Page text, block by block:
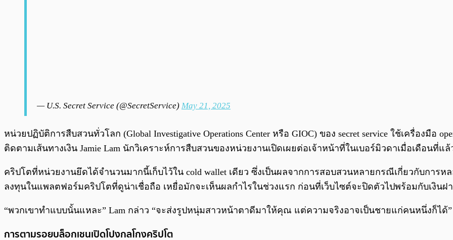
— U.S. Secret Service (@SecretService) May 21, 2025
หน่วยปฏิบัติการสืบสวนทั่วโลก (Global Investigative Operations Center หรือ GIOC) ของ secret service ใช้เครื่องมือ
ติดตามเส้นทางเงิน Jamie Lam นักวิเคราะห์การสืบสวนของหน่วยงานเปิดเผยต่อเจ้าหน้าที่ในเบอร์มิวดาเมื่อเดือนที่แล้
คริปโตที่หน่วยงานยึดได้จำนวนมากนี้เก็บไว้ใน cold wallet เดียว ซึ่งเป็นผลจากการสอบสวนหลายกรณีเกี่ยวกับการ
ลงทุนในแพลตฟอร์มคริปโตที่ดูน่าเชื่อถือ เหยื่อมักจะเห็นผลกำไรในช่วงแรก ก่อนที่เว็บไซต์จะปิดตัวไปพร้อมกับเงินฝ
“พวกเขาทำแบบนั้นแหละ” Lam กล่าว “จะส่งรูปหนุ่มสาวหน้าตาดีมาให้คุณ แต่ความจริงอาจเป็นชายแก่คนหนึ่งก็ได้”
การตามรอยบล็อกเชนเปิดโปงกลโกงคริปโต